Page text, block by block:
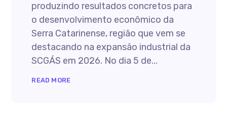
produzindo resultados concretos para
o desenvolvimento econômico da
Serra Catarinense, região que vem se
destacando na expansão industrial da
SCGÁS em 2026. No dia 5 de...
READ MORE